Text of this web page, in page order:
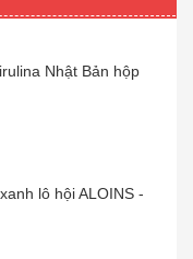
Nhật Bản hộp
lô hội ALOINS -